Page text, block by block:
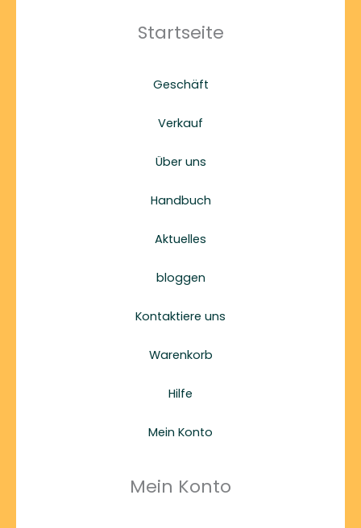
Startseite
Geschäft
Verkauf
Über uns
Handbuch
Aktuelles
bloggen
Kontaktiere uns
Warenkorb
Hilfe
Mein Konto
Mein Konto